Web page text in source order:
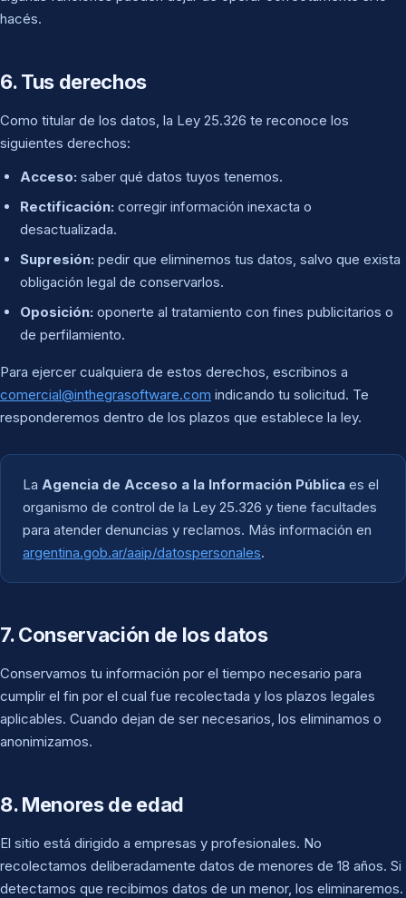
hacés.
6. Tus derechos
Como titular de los datos, la Ley 25.326 te reconoce los
siguientes derechos:
Acceso: saber qué datos tuyos tenemos.
Rectificación: corregir información inexacta o
desactualizada.
Supresión: pedir que eliminemos tus datos, salvo que exista
obligación legal de conservarlos.
Oposición: oponerte al tratamiento con fines publicitarios o
de perfilamiento.
Para ejercer cualquiera de estos derechos, escribinos a
comercial@inthegrasoftware.com indicando tu solicitud. Te
responderemos dentro de los plazos que establece la ley.
La Agencia de Acceso a la Información Pública es el
organismo de control de la Ley 25.326 y tiene facultades
para atender denuncias y reclamos. Más información en
argentina.gob.ar/aaip/datospersonales.
7. Conservación de los datos
Conservamos tu información por el tiempo necesario para
cumplir el fin por el cual fue recolectada y los plazos legales
aplicables. Cuando dejan de ser necesarios, los eliminamos o
anonimizamos.
8. Menores de edad
El sitio está dirigido a empresas y profesionales. No
recolectamos deliberadamente datos de menores de 18 años. Si
detectamos que recibimos datos de un menor, los eliminaremos.